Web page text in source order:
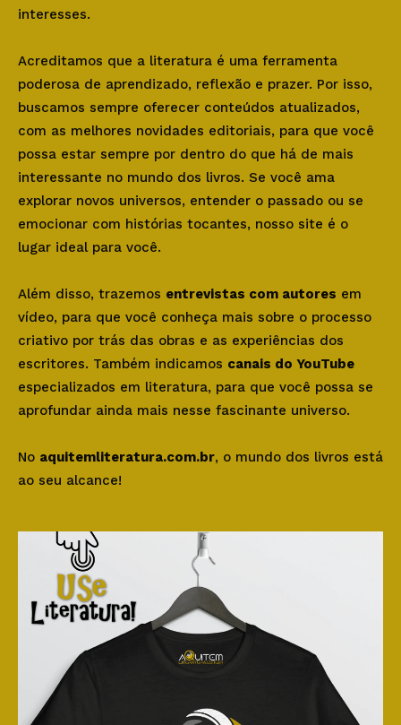
interesses.
Acreditamos que a literatura é uma ferramenta
poderosa de aprendizado, reflexão e prazer. Por isso,
buscamos sempre oferecer conteúdos atualizados,
com as melhores novidades editoriais, para que você
possa estar sempre por dentro do que há de mais
interessante no mundo dos livros. Se você ama
explorar novos universos, entender o passado ou se
emocionar com histórias tocantes, nosso site é o
lugar ideal para você.
Além disso, trazemos entrevistas com autores em
vídeo, para que você conheça mais sobre o processo
criativo por trás das obras e as experiências dos
escritores. Também indicamos canais do YouTube
especializados em literatura, para que você possa se
aprofundar ainda mais nesse fascinante universo.
No aquitemliteratura.com.br, o mundo dos livros está
ao seu alcance!